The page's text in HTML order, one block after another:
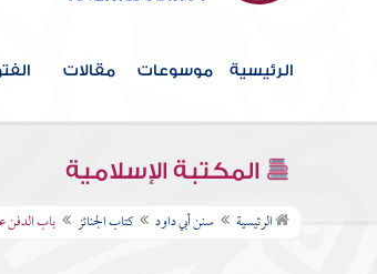
الرئيسية موسوعات مقالات
المكتبة الإسلامية
الرئيسية سنن أبي داود كتاب الجنائز باب الدفن
كتاب الصيد
كتاب الوصايا
كتاب الفرائض
كتاب الخراج والإمارة والفيء
كتاب الجنائز